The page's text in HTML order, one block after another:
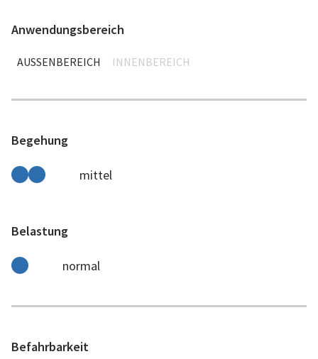
Anwendungsbereich
AUSSENBEREICH INNENBEREICH
Begehung
mittel
Belastung
normal
Befahrbarkeit